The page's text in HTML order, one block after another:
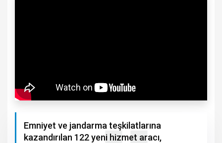
Emniyet ve jandarma teşkilatlarına
kazandırılan 122 yeni hizmet aracı,